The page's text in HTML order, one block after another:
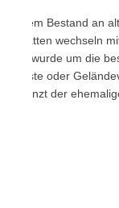
seinem Bestand an
wechseln
wurde um die
oder
grenzt der